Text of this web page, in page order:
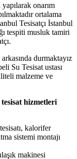
onarım
ortalama
Tesisatçı İstanbul
tespiti musluk tamiri
durmaktayız
Su Tesisat ustası
malzeme ve
tesisat hizmetleri
kalorifer
sistemi montajı
makinesi